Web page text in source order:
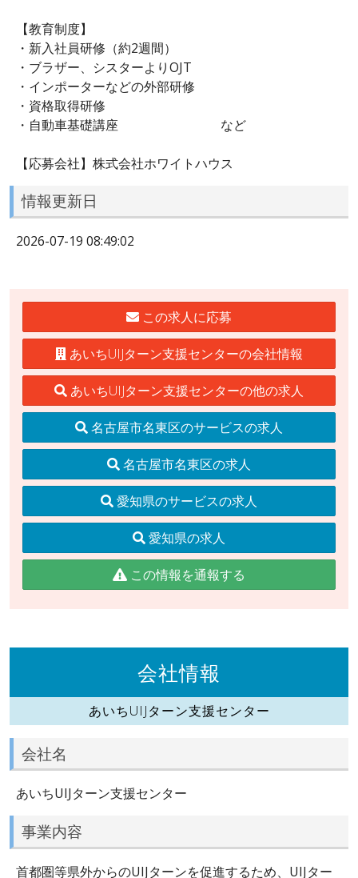
【教育制度】
・新入社員研修（約2週間）
・ブラザー、シスターよりOJT
・インポーターなどの外部研修
・資格取得研修
・自動車基礎講座 など
【応募会社】株式会社ホワイトハウス
情報更新日
2026-07-19 08:49:02
この求人に応募
あいちUIJターン支援センターの会社情報
あいちUIJターン支援センターの他の求人
名古屋市名東区のサービスの求人
名古屋市名東区の求人
愛知県のサービスの求人
愛知県の求人
この情報を通報する
会社情報
あいちUIJターン支援センター
会社名
あいちUIJターン支援センター
事業内容
首都圏等県外からのUIJターンを促進するため、UIJター